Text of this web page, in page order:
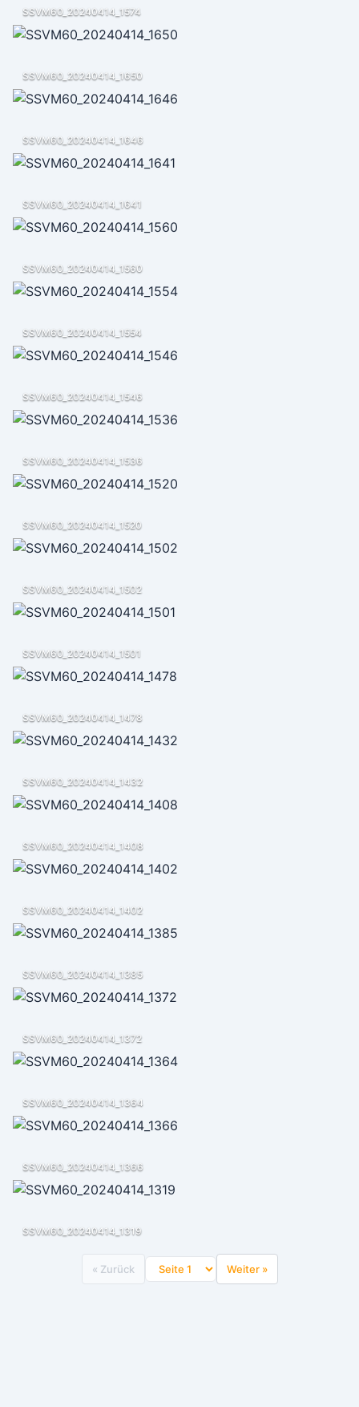
SSVM60_20240414_1574
SSVM60_20240414_1650
SSVM60_20240414_1646
SSVM60_20240414_1641
SSVM60_20240414_1560
SSVM60_20240414_1554
SSVM60_20240414_1546
SSVM60_20240414_1536
SSVM60_20240414_1520
SSVM60_20240414_1502
SSVM60_20240414_1501
SSVM60_20240414_1478
SSVM60_20240414_1432
SSVM60_20240414_1408
SSVM60_20240414_1402
SSVM60_20240414_1385
SSVM60_20240414_1372
SSVM60_20240414_1364
SSVM60_20240414_1366
SSVM60_20240414_1319
« Zurück Weiter »